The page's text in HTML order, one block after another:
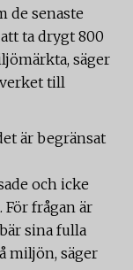
de senaste
ta drygt 800
säger
till
är begränsat
och icke
För frågan är
sina fulla
miljön, säger